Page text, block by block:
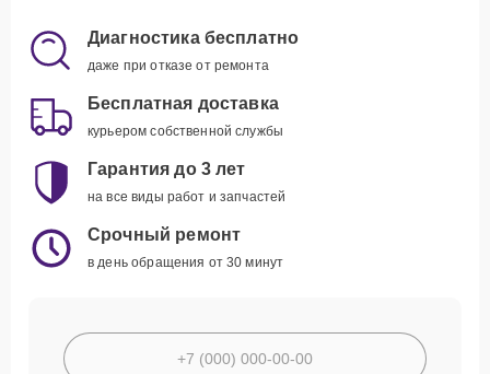
Диагностика бесплатно
даже при отказе от ремонта
Бесплатная доставка
курьером собственной службы
Гарантия до 3 лет
на все виды работ и запчастей
Срочный ремонт
в день обращения от 30 минут